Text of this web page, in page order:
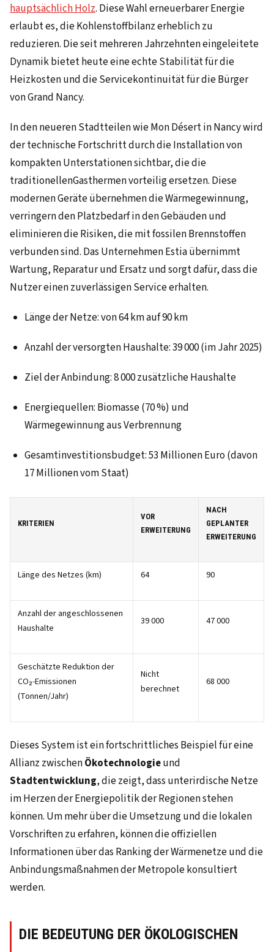
hauptsächlich Holz. Diese Wahl erneuerbarer Energie
erlaubt es, die Kohlenstoffbilanz erheblich zu
reduzieren. Die seit mehreren Jahrzehnten eingeleitete
Dynamik bietet heute eine echte Stabilität für die
Heizkosten und die Servicekontinuität für die Bürger
von Grand Nancy.
In den neueren Stadtteilen wie Mon Désert in Nancy wird
der technische Fortschritt durch die Installation von
kompakten Unterstationen sichtbar, die die
traditionellenGasthermen vorteilig ersetzen. Diese
modernen Geräte übernehmen die Wärmegewinnung,
verringern den Platzbedarf in den Gebäuden und
eliminieren die Risiken, die mit fossilen Brennstoffen
verbunden sind. Das Unternehmen Estia übernimmt
Wartung, Reparatur und Ersatz und sorgt dafür, dass die
Nutzer einen zuverlässigen Service erhalten.
Länge der Netze: von 64 km auf 90 km
Anzahl der versorgten Haushalte: 39 000 (im Jahr 2025)
Ziel der Anbindung: 8 000 zusätzliche Haushalte
Energiequellen: Biomasse (70 %) und
Wärmegewinnung aus Verbrennung
Gesamtinvestitionsbudget: 53 Millionen Euro (davon
17 Millionen vom Staat)
KRITERIEN
VOR
ERWEITERUNG
NACH
GEPLANTER
ERWEITERUNG
Länge des Netzes (km) 64 90
Anzahl der angeschlossenen
Haushalte
39 000 47 000
Geschätzte Reduktion der
CO₂-Emissionen
(Tonnen/Jahr)
Nicht
berechnet
68 000
Dieses System ist ein fortschrittliches Beispiel für eine
Allianz zwischenÖkotechnologieund
Stadtentwicklung, die zeigt, dass unterirdische Netze
im Herzen der Energiepolitik der Regionen stehen
können. Um mehr über die Umsetzung und die lokalen
Vorschriften zu erfahren, können die offiziellen
Informationen über das Ranking der Wärmenetze und die
Anbindungsmaßnahmen der Metropole konsultiert
werden.
DIE BEDEUTUNG DER ÖKOLOGISCHEN